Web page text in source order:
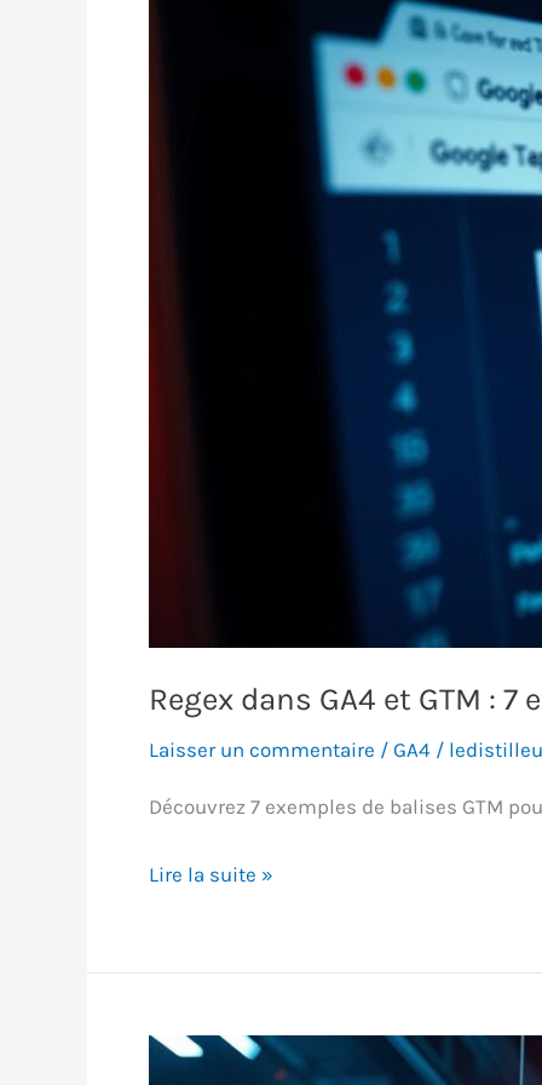
Regex dans GA4 et GTM :
Laisser un commentaire / GA4 /
Découvrez 7 exemples de balises GTM
Regex
Lire la suite »